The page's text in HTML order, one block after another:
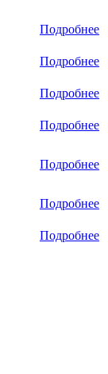
Подробнее
Подробнее
Подробнее
Подробнее
Подробнее
Подробнее
Подробнее